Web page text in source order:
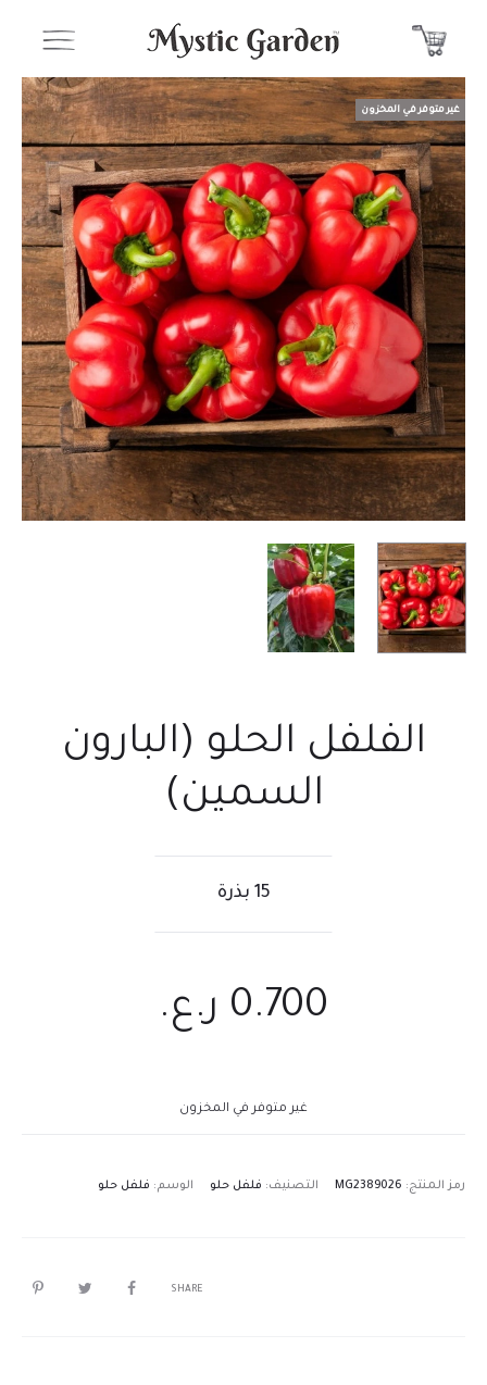
غير متوفر في المخزون
الفلفل الحلو (البارون
السمين)
15 بذرة
0.700 ر.ع.
غير متوفر في المخزون
رمز المنتج: MG2389026 التصنيف: فلفل حلو الوسم: فلفل حلو
SHARE